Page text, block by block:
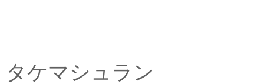
タケマシュラン